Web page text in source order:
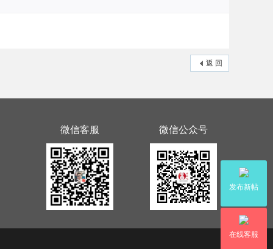
返 回
发布新帖
在线客服
微信客服 微信公众号